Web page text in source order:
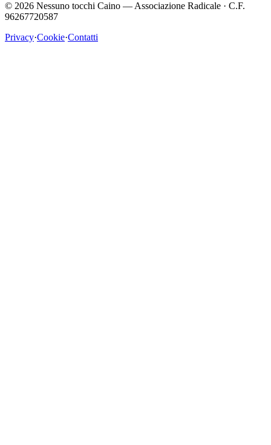
© 2026 Nessuno tocchi Caino — Associazione Radicale · C.F.
96267720587
Privacy·Cookie·Contatti